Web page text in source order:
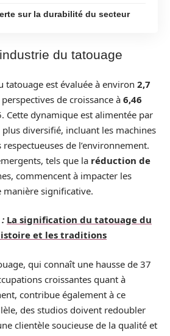
sur la durabilité du secteur
du tatouage
tatouage est évaluée à environ 2,7
perspectives de croissance à 6,46
Cette dynamique est alimentée par
diversifié, incluant les machines
de l’environnement.
tels que la réduction de
commencent à impacter les
manière significative.
La signification du tatouage du
et les traditions
qui connaît une hausse de 37
croissantes quant à
contribue également à ce
des studios doivent redoubler
clientèle soucieuse de la qualité et